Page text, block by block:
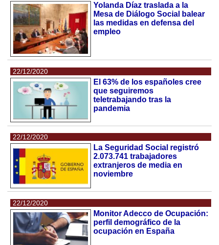
Yolanda Díaz traslada a la
Mesa de Diálogo Social balear
las medidas en defensa del
empleo
22/12/2020
El 63% de los españoles cree
que seguiremos
teletrabajando tras la
pandemia
22/12/2020
La Seguridad Social registró
2.073.741 trabajadores
extranjeros de media en
noviembre
22/12/2020
Monitor Adecco de Ocupación:
perfil demográfico de la
ocupación en España